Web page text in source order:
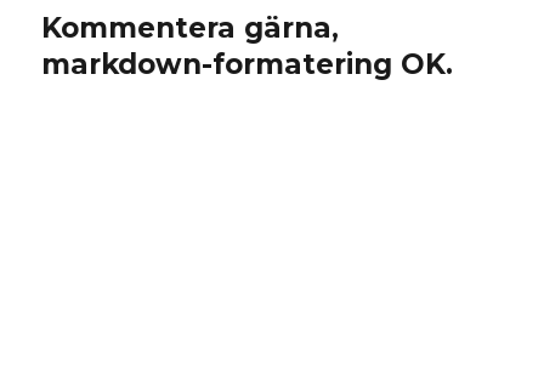
Kommentera gärna,
markdown-formatering OK.